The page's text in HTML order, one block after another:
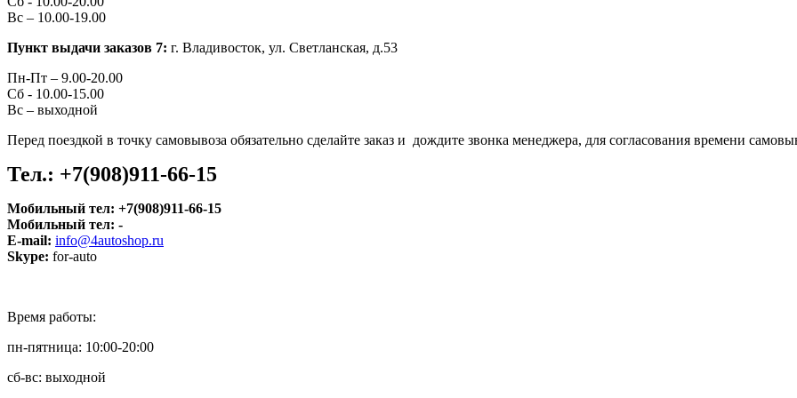
Вс – 10.00-19.00
Пункт выдачи заказов 7: г. Владивосток, ул. Светланская, д.53
Пн-Пт – 9.00-20.00
Сб - 10.00-15.00
Вс – выходной
Перед поездкой в точку самовывоза обязательно сделайте заказ и дождите звонка менеджера, для согласования времени
Тел.: +7(908)911-66-15
Мобильный тел: +7(908)911-66-15
Мобильный тел: -
E-mail: info@4autoshop.ru
Skype: for-auto
Время работы:
пн-пятница: 10:00-20:00
сб-вс: выходной